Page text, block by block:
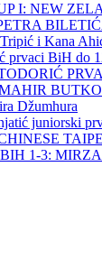
I: NEW
i Kana
prvaci BiH do
Džumhura
juniorski
1-3: